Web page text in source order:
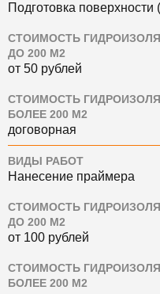
Подготовка
СТОИМОСТЬ
ДО 200 М2
от 50 рублей
СТОИМОСТЬ
БОЛЕЕ 200 М2
договорная
ВИДЫ РАБОТ
Нанесение праймера
СТОИМОСТЬ
ДО 200 М2
от 100 рублей
СТОИМОСТЬ
БОЛЕЕ 200 М2